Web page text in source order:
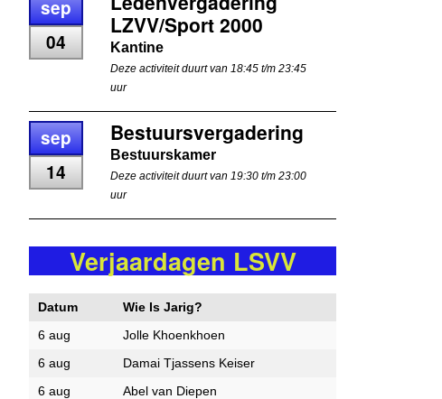
sep
04
LZVV/Sport 2000
Kantine
Deze activiteit duurt van 18:45 t/m 23:45
uur
sep
14
Bestuursvergadering
Bestuurskamer
Deze activiteit duurt van 19:30 t/m 23:00
uur
Verjaardagen LSVV
Datum
Wie Is Jarig?
6 aug
Jolle Khoenkhoen
6 aug
Damai Tjassens Keiser
6 aug
Abel van Diepen